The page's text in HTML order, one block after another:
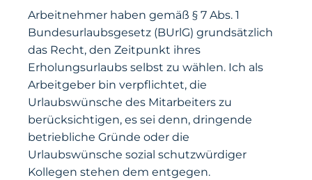
Arbeitnehmer haben gemäß § 7 Abs. 1
Bundesurlaubsgesetz (BUrlG) grundsätzlich
das Recht, den Zeitpunkt ihres
Erholungsurlaubs selbst zu wählen. Ich als
Arbeitgeber bin verpflichtet, die
Urlaubswünsche des Mitarbeiters zu
berücksichtigen, es sei denn, dringende
betriebliche Gründe oder die
Urlaubswünsche sozial schutzwürdiger
Kollegen stehen dem entgegen.